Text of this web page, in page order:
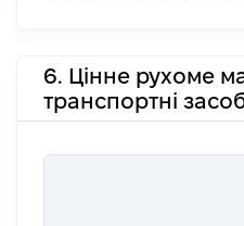
6. Цінне рухоме
транспортні